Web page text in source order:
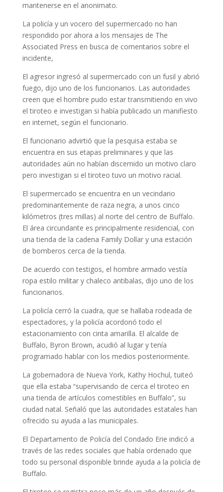
mantenerse en el anonimato.
La policía y un vocero del supermercado no han
respondido por ahora a los mensajes de The
Associated Press en busca de comentarios sobre el
incidente,
El agresor ingresó al supermercado con un fusil y abrió
fuego, dijo uno de los funcionarios. Las autoridades
creen que el hombre pudo estar transmitiendo en vivo
el tiroteo e investigan si había publicado un manifiesto
en internet, según el funcionario.
El funcionario advirtió que la pesquisa estaba se
encuentra en sus etapas preliminares y que las
autoridades aún no habían discernido un motivo claro
pero investigan si el tiroteo tuvo un motivo racial.
El supermercado se encuentra en un vecindario
predominantemente de raza negra, a unos cinco
kilómetros (tres millas) al norte del centro de Buffalo.
El área circundante es principalmente residencial, con
una tienda de la cadena Family Dollar y una estación
de bomberos cerca de la tienda.
De acuerdo con testigos, el hombre armado vestía
ropa estilo militar y chaleco antibalas, dijo uno de los
funcionarios.
La policía cerró la cuadra, que se hallaba rodeada de
espectadores, y la policía acordonó todo el
estacionamiento con cinta amarilla. El alcalde de
Buffalo, Byron Brown, acudió al lugar y tenía
programado hablar con los medios posteriormente.
La gobernadora de Nueva York, Kathy Hochul, tuiteó
que ella estaba “supervisando de cerca el tiroteo en
una tienda de artículos comestibles en Buffalo”, su
ciudad natal. Señaló que las autoridades estatales han
ofrecido su ayuda a las municipales.
El Departamento de Policía del Condado Erie indicó a
través de las redes sociales que había ordenado que
todo su personal disponible brinde ayuda a la policía de
Buffalo.